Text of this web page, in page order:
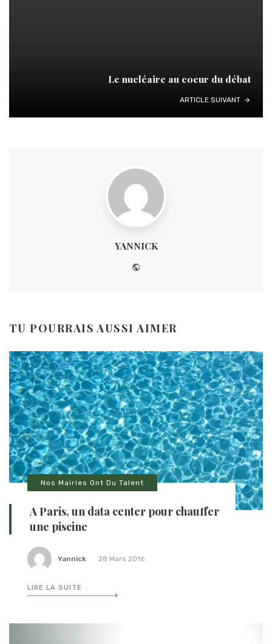
Le nucléaire au coeur du débat
ARTICLE SUIVANT
YANNICK
TU POURRAIS AUSSI AIMER
Nos Mairies Ont Du Talent
A Paris, un data center pour chauffer
une piscine
Yannick 28 Mars 2016
LIRE LA SUITE